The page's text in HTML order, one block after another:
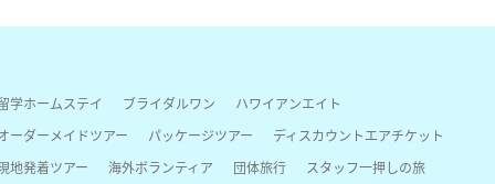
学ホームステイ ブライダルワン
ハワイアンエイト
ーダーメイドツアー
パッケージツアー
ディスカウントエアチケット
地発着ツアー
海外ボランティア 団体旅行
スタッフ一押しの旅